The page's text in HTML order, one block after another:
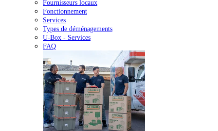
Fournisseurs locaux
Fonctionnement
Services
Types de déménagements
U-Box - Services
FAQ